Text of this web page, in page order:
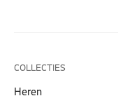
COLLECTIES
Heren